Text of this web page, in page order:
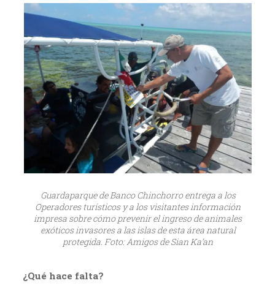
Guardaparque de Banco Chinchorro entrega a los
Operadores turísticos y a los visitantes información
impresa sobre cómo prevenir el ingreso de animales
exóticos invasores a las islas de esta área natural
protegida. Foto: Amigos de Sian Ka’an
¿Qué hace falta?